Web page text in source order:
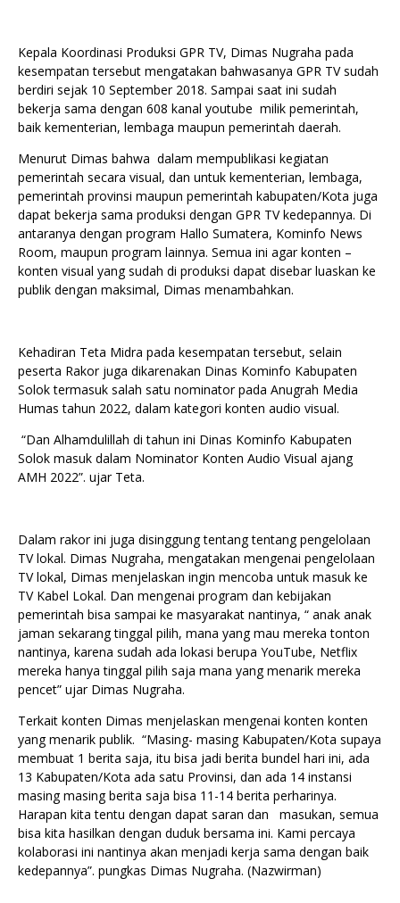
Kepala Koordinasi Produksi GPR TV, Dimas Nugraha pada
kesempatan tersebut mengatakan bahwasanya GPR TV sudah
berdiri sejak 10 September 2018. Sampai saat ini sudah
bekerja sama dengan 608 kanal youtube milik pemerintah,
baik kementerian, lembaga maupun pemerintah daerah.
Menurut Dimas bahwa dalam mempublikasi kegiatan
pemerintah secara visual, dan untuk kementerian, lembaga,
pemerintah provinsi maupun pemerintah kabupaten/Kota juga
dapat bekerja sama produksi dengan GPR TV kedepannya. Di
antaranya dengan program Hallo Sumatera, Kominfo News
Room, maupun program lainnya. Semua ini agar konten –
konten visual yang sudah di produksi dapat disebar luaskan ke
publik dengan maksimal, Dimas menambahkan.
Kehadiran Teta Midra pada kesempatan tersebut, selain
peserta Rakor juga dikarenakan Dinas Kominfo Kabupaten
Solok termasuk salah satu nominator pada Anugrah Media
Humas tahun 2022, dalam kategori konten audio visual.
“Dan Alhamdulillah di tahun ini Dinas Kominfo Kabupaten
Solok masuk dalam Nominator Konten Audio Visual ajang
AMH 2022”. ujar Teta.
Dalam rakor ini juga disinggung tentang tentang pengelolaan
TV lokal. Dimas Nugraha, mengatakan mengenai pengelolaan
TV lokal, Dimas menjelaskan ingin mencoba untuk masuk ke
TV Kabel Lokal. Dan mengenai program dan kebijakan
pemerintah bisa sampai ke masyarakat nantinya, “ anak anak
jaman sekarang tinggal pilih, mana yang mau mereka tonton
nantinya, karena sudah ada lokasi berupa YouTube, Netflix
mereka hanya tinggal pilih saja mana yang menarik mereka
pencet” ujar Dimas Nugraha.
Terkait konten Dimas menjelaskan mengenai konten konten
yang menarik publik. “Masing- masing Kabupaten/Kota supaya
membuat 1 berita saja, itu bisa jadi berita bundel hari ini, ada
13 Kabupaten/Kota ada satu Provinsi, dan ada 14 instansi
masing masing berita saja bisa 11-14 berita perharinya.
Harapan kita tentu dengan dapat saran dan masukan, semua
bisa kita hasilkan dengan duduk bersama ini. Kami percaya
kolaborasi ini nantinya akan menjadi kerja sama dengan baik
kedepannya”. pungkas Dimas Nugraha. (Nazwirman)